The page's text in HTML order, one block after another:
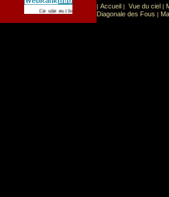
Ce site est list� dans la cat�gorie Sport:
| Accueil | Vue du ciel |
Diagonale des Fous |